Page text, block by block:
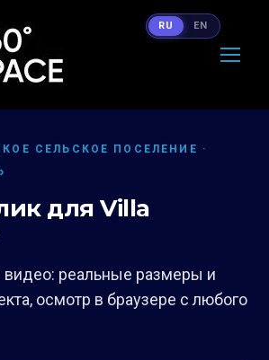
СЕЛЬСКОЕ ПОСЕЛЕНИЕ ·
для Villa
видео: реальные размеры и
осмотр в браузере с любого
RU EN